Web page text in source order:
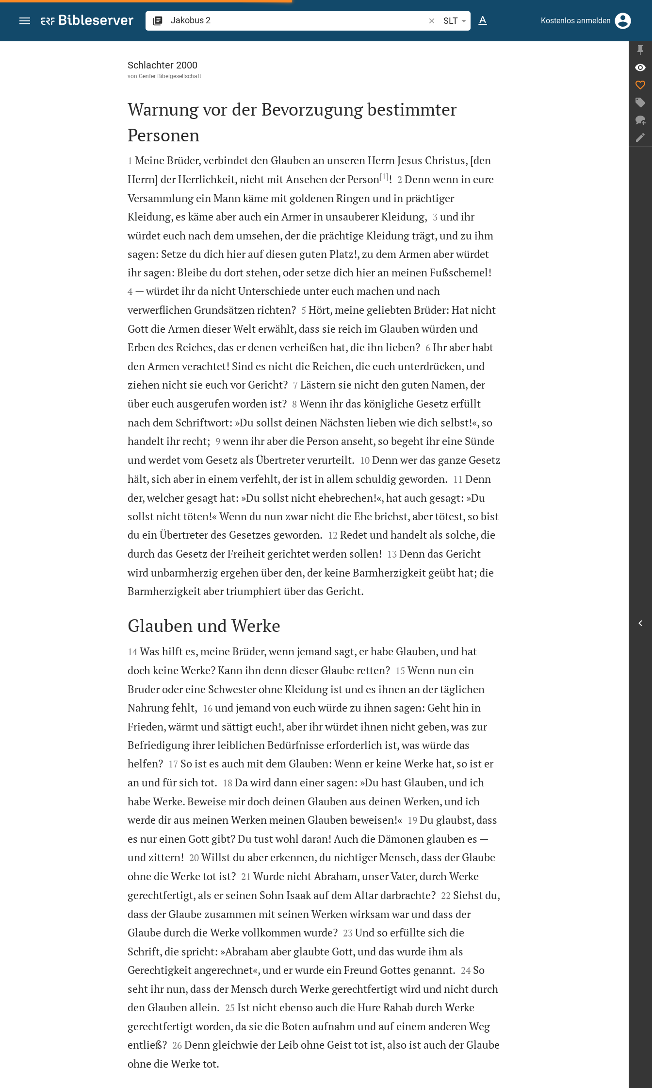
Zum Inhalt springen
Bibelstelle oder Begriff suchen
SLT Kostenlos anmelden
Jakobus 2
Schlachter 2000
von Genfer Bibelgesellschaft

Warnung vor der Bevorzugung bestimmter
Personen

1 Meine Brüder, verbindet den Glauben an unseren Herrn Jesus Christus, [den
Herrn] der Herrlichkeit, nicht mit Ansehen der Person[1]!
2 Denn wenn in eure
Versammlung ein Mann käme mit goldenen Ringen und in prächtiger
Kleidung, es käme aber auch ein Armer in unsauberer Kleidung,
3 und ihr
würdet euch nach dem umsehen, der die prächtige Kleidung trägt, und zu ihm
sagen: Setze du dich hier auf diesen guten Platz!, zu dem Armen aber würdet
ihr sagen: Bleibe du dort stehen, oder setze dich hier an meinen Fußschemel!
4 — würdet ihr da nicht Unterschiede unter euch machen und nach
verwerflichen Grundsätzen richten?
5 Hört, meine geliebten Brüder: Hat nicht
Gott die Armen dieser Welt erwählt, dass sie reich im Glauben würden und
Erben des Reiches, das er denen verheißen hat, die ihn lieben?
6 Ihr aber habt
den Armen verachtet! Sind es nicht die Reichen, die euch unterdrücken, und
ziehen nicht sie euch vor Gericht?
7 Lästern sie nicht den guten Namen, der
über euch ausgerufen worden ist?
8 Wenn ihr das königliche Gesetz erfüllt
nach dem Schriftwort: »Du sollst deinen Nächsten lieben wie dich selbst!«, so
handelt ihr recht;
9 wenn ihr aber die Person anseht, so begeht ihr eine Sünde
und werdet vom Gesetz als Übertreter verurteilt.
10 Denn wer das ganze Gesetz
hält, sich aber in einem verfehlt, der ist in allem schuldig geworden.
11 Denn
der, welcher gesagt hat: »Du sollst nicht ehebrechen!«, hat auch gesagt: »Du
sollst nicht töten!« Wenn du nun zwar nicht die Ehe brichst, aber tötest, so bist
du ein Übertreter des Gesetzes geworden.
12 Redet und handelt als solche, die
durch das Gesetz der Freiheit gerichtet werden sollen!
13 Denn das Gericht
wird unbarmherzig ergehen über den, der keine Barmherzigkeit geübt hat; die
Barmherzigkeit aber triumphiert über das Gericht.

Glauben und Werke

14 Was hilft es, meine Brüder, wenn jemand sagt, er habe Glauben, und hat
doch keine Werke? Kann ihn denn dieser Glaube retten?
15 Wenn nun ein
Bruder oder eine Schwester ohne Kleidung ist und es ihnen an der täglichen
Nahrung fehlt, 

16 und jemand von euch würde zu ihnen sagen: Geht hin in
Frieden, wärmt und sättigt euch!, aber ihr würdet ihnen nicht geben, was zur
Befriedigung ihrer leiblichen Bedürfnisse erforderlich ist, was würde das
helfen?
17 So ist es auch mit dem Glauben: Wenn er keine Werke hat, so ist er
an und für sich tot.
18 Da wird dann einer sagen: »Du hast Glauben, und ich
habe Werke. Beweise mir doch deinen Glauben aus deinen Werken, und ich
werde dir aus meinen Werken meinen Glauben beweisen!«
19 Du glaubst, dass
es nur einen Gott gibt? Du tust wohl daran! Auch die Dämonen glauben es —
und zittern!
20 Willst du aber erkennen, du nichtiger Mensch, dass der Glaube
ohne die Werke tot ist?
21 Wurde nicht Abraham, unser Vater, durch Werke
gerechtfertigt, als er seinen Sohn Isaak auf dem Altar darbrachte?
22 Siehst du,
dass der Glaube zusammen mit seinen Werken wirksam war und dass der
Glaube durch die Werke vollkommen wurde?
23 Und so erfüllte sich die
Schrift, die spricht: »Abraham aber glaubte Gott, und das wurde ihm als
Gerechtigkeit angerechnet«, und er wurde ein Freund Gottes genannt.
24 So
seht ihr nun, dass der Mensch durch Werke gerechtfertigt wird und nicht durch
den Glauben allein.
25 Ist nicht ebenso auch die Hure Rahab durch Werke
gerechtfertigt worden, da sie die Boten aufnahm und auf einem anderen Weg
entließ?
26 Denn gleichwie der Leib ohne Geist tot ist, also ist auch der Glaube
ohne die Werke tot.